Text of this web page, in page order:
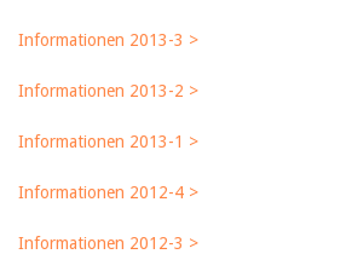
Informationen 2013-3 >
Informationen 2013-2 >
Informationen 2013-1 >
Informationen 2012-4 >
Informationen 2012-3 >